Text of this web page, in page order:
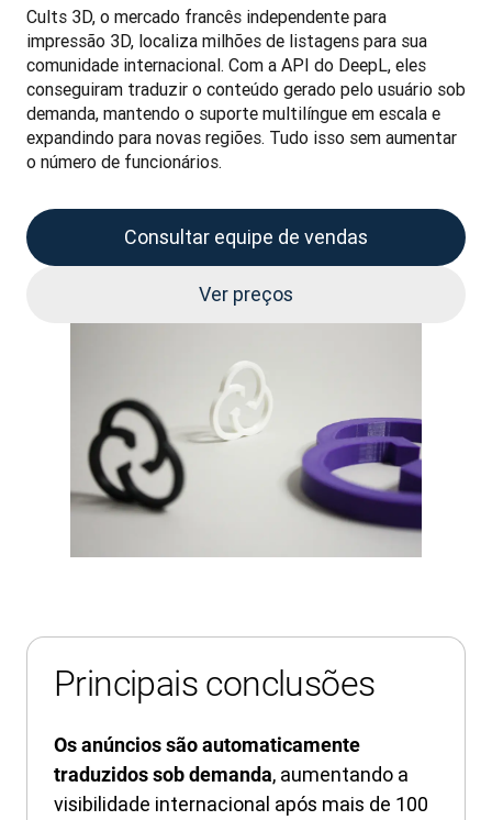
Cults 3D, o mercado francês independente para
impressão 3D, localiza milhões de listagens para sua
comunidade internacional. Com a API do DeepL, eles
conseguiram traduzir o conteúdo gerado pelo usuário sob
demanda, mantendo o suporte multilíngue em escala e
expandindo para novas regiões. Tudo isso sem aumentar
o número de funcionários.
Consultar equipe de vendas
Ver preços
Principais conclusões
Os anúncios são automaticamente
traduzidos sob demanda, aumentando a
visibilidade internacional após mais de 100